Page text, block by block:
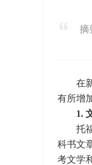
摘
在新
有所增
1.
托福
科书文
考文学